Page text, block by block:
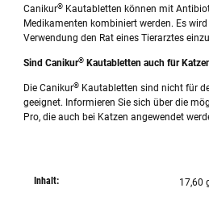
Canikur® Kautabletten können mit
Medikamenten kombiniert werden. Es
Verwendung den Rat eines Tierarztes
Sind Canikur® Kautabletten auch für
Die Canikur® Kautabletten sind nicht für
geeignet. Informieren Sie sich über die
Pro, die auch bei Katzen angewendet
Inhalt: 17,60